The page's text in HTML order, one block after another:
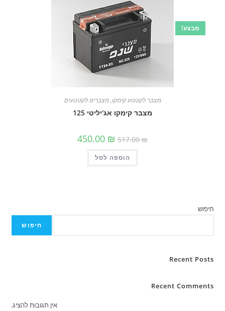
מצבר לקטנוע קימקו, מצברים לקטנועים
מצבר קימקו אג'יליטי 125
המחיר
המקורי
450.00₪ המחיר
הנוכחי
הוא:
450.00 ₪.
Recent
אין תגובות להציג.